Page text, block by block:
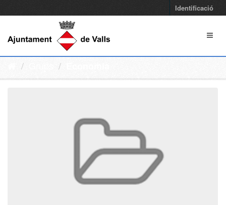
Identificació